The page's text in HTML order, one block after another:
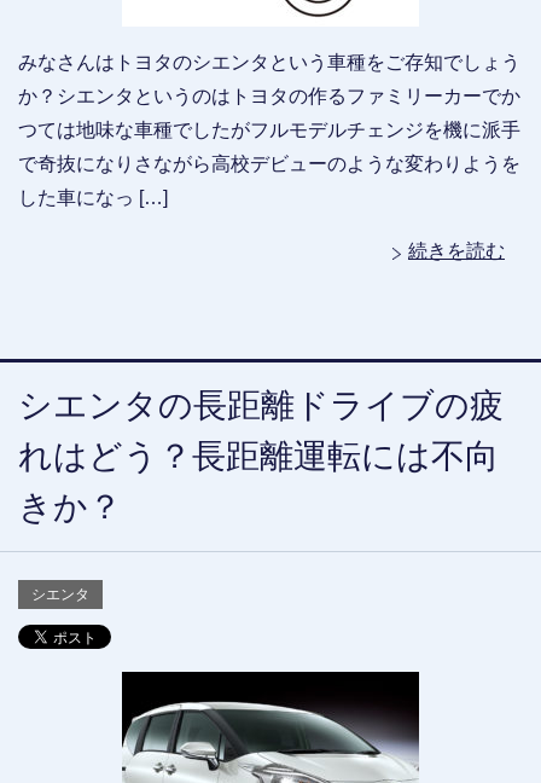
みなさんはトヨタのシエンタという車種をご存知でしょう
か？シエンタというのはトヨタの作るファミリーカーでか
つては地味な車種でしたがフルモデルチェンジを機に派手
で奇抜になりさながら高校デビューのような変わりようを
した車になっ […]
続きを読む
シエンタの長距離ドライブの疲
れはどう？長距離運転には不向
きか？
シエンタ